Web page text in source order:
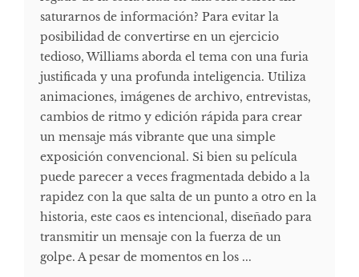
saturarnos de información? Para evitar la
posibilidad de convertirse en un ejercicio
tedioso, Williams aborda el tema con una furia
justificada y una profunda inteligencia. Utiliza
animaciones, imágenes de archivo, entrevistas,
cambios de ritmo y edición rápida para crear
un mensaje más vibrante que una simple
exposición convencional. Si bien su película
puede parecer a veces fragmentada debido a la
rapidez con la que salta de un punto a otro en la
historia, este caos es intencional, diseñado para
transmitir un mensaje con la fuerza de un
golpe. A pesar de momentos en los ...